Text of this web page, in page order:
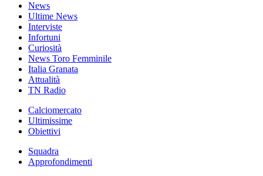
News
Ultime News
Interviste
Infortuni
Curiosità
News Toro Femminile
Italia Granata
Attualità
TN Radio
Calciomercato
Ultimissime
Obiettivi
Squadra
Approfondimenti